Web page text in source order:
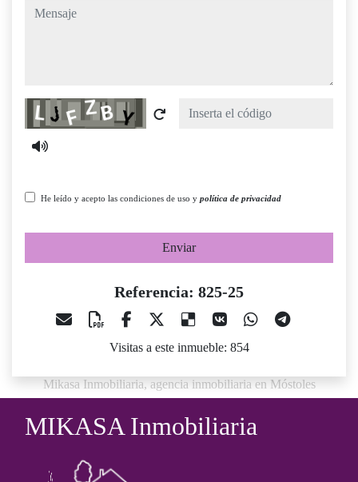
mensaje
Captcha
He leído y acepto las condiciones de uso y política de privacidad
Enviar
Referencia: 825-25
Visitas a este inmueble: 854
Mikasa Inmobiliaria, agencia inmobiliaria en Móstoles
MIKASA Inmobiliaria